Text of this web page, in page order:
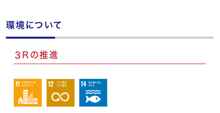
環境について
３Rの推進